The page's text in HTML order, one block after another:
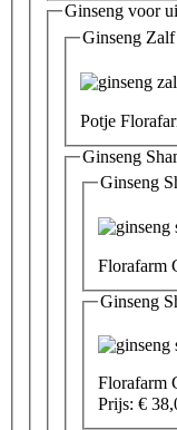
Ginseng voor
Ginseng Zalf
Potje
Ginseng
Ginseng
Ginseng
Florafarm
Prijs: €